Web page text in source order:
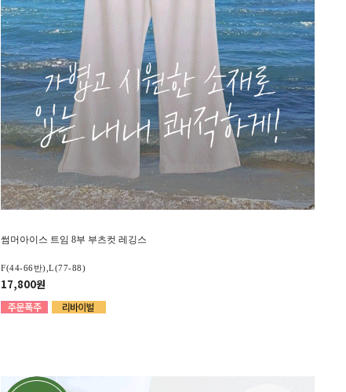
썸머아이스 트임 8부 부츠컷 레깅스
F(44-66반),L(77-88)
17,800원